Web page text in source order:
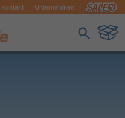
Kontakt Unternehmen